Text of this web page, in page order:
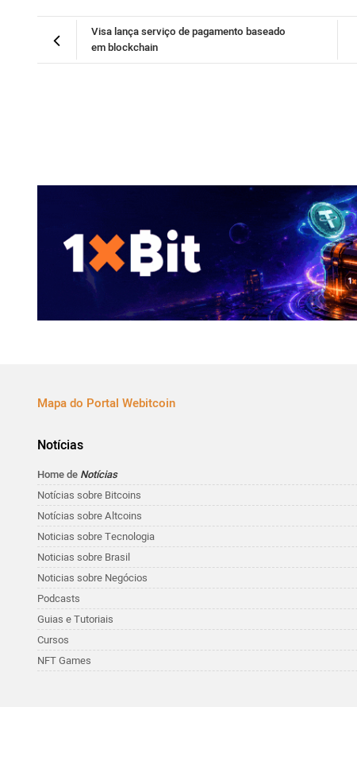
Visa lança serviço de pagamento baseado
em blockchain
Mapa do Portal Webitcoin
Notícias
Home de Notícias
Notícias sobre Bitcoins
Notícias sobre Altcoins
Noticias sobre Tecnologia
Noticias sobre Brasil
Noticias sobre Negócios
Podcasts
Guias e Tutoriais
Cursos
NFT Games